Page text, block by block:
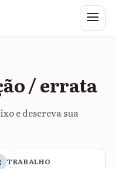
Abrir
/ errata
e descreva sua
TRABALHO